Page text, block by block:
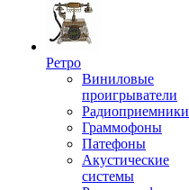
Ретро
Виниловые
проигрыватели
Радиоприемники
Граммофоны
Патефоны
Акустические
системы